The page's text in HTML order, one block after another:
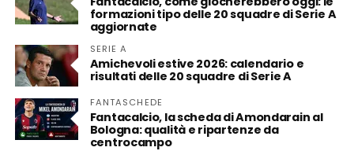
formazioni tipo delle 20 squadre di Serie A
aggiornate
SERIE A
Amichevoli estive 2026: calendario e
risultati delle 20 squadre di Serie A
FANTASCHEDE
Fantacalcio, la scheda di Amondarain al
Bologna: qualità e ripartenze da
centrocampo